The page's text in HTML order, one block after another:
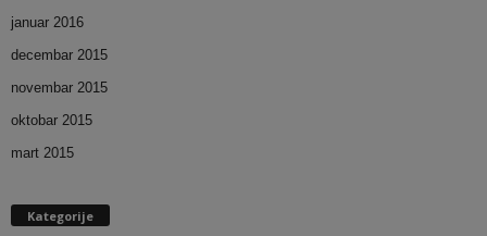
januar 2016
decembar 2015
novembar 2015
oktobar 2015
mart 2015
Kategorije